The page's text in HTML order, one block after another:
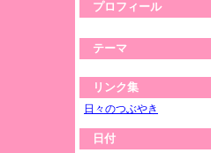
プロフィール
テーマ
リンク集
日々のつぶやき
日付